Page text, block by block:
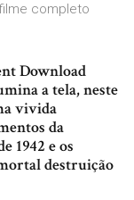
completo
Download
a tela, neste
vivida
da
1942 e os
destruição